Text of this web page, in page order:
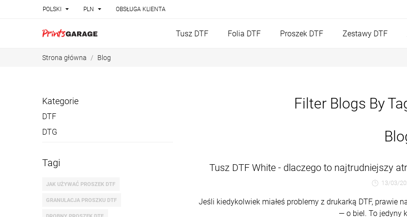
POLSKI  PLN  OBSŁUGA KLIENTA
Tusz DTF Folia DTF Proszek DTF Zestawy DTF
Strona główna Blog
Kategorie
DTF
DTG
Tagi
JAK UŻYWAĆ PROSZEK DTF
GRANULACJA PROSZKU DTF
Filter Blogs By
Tusz DTF White - dlaczego to najtrudniejszy
13/03/
Jeśli kiedykolwiek miałeś problemy z drukarką DTF, prawie
— o biel. To jedyny